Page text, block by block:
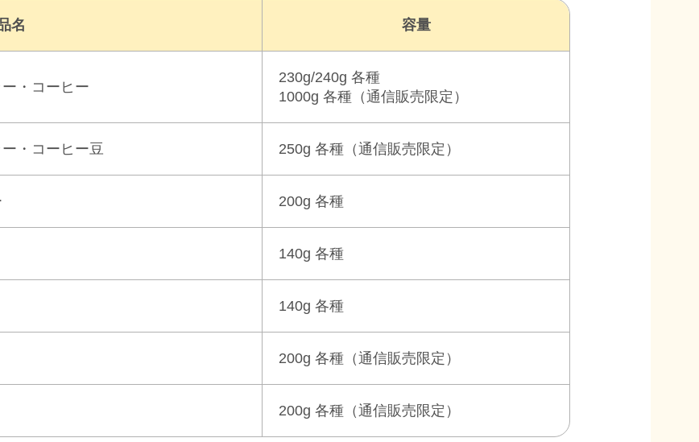
名 容量
ー・コーヒー
230g/240g 各種
1000g 各種 （通信販売限定）
ー・コーヒー豆 250g 各種 （通信販売限定）
200g 各種
140g 各種
140g 各種
200g 各種 （通信販売限定）
200g 各種 （通信販売限定）